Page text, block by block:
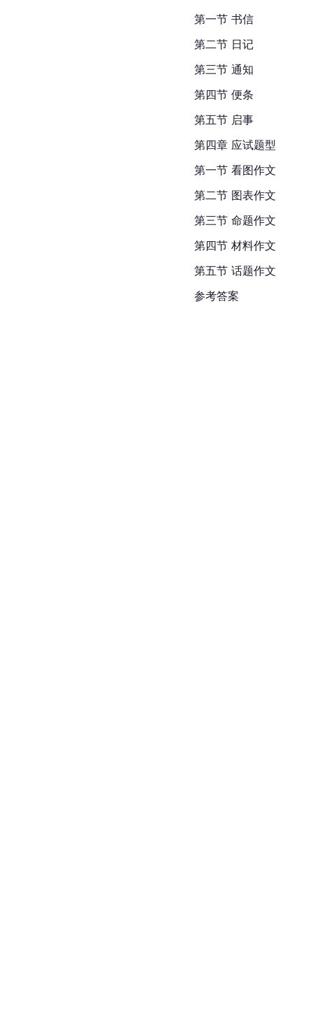
第一节 书信
第二节 日记
第三节 通知
第四节 便条
第五节 启事
第四章 应试题型
第一节 看图作文
第二节 图表作文
第三节 命题作文
第四节 材料作文
第五节 话题作文
参考答案